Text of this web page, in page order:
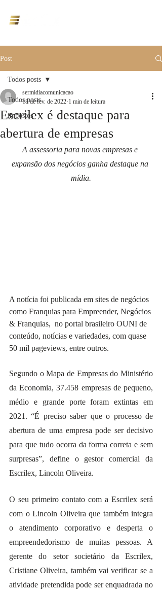
Post
Todos posts
impostos
Todos posts
Escrilex é destaque para
abertura de empresas
sermidiacomunicacao
18 de fev. de 2022 1 min de leitura
A assessoria para novas empresas e
expansão dos negócios ganha destaque na
mídia.
A notícia foi publicada em sites de negócios
como Franquias para Empreender, Negócios
& Franquias,  no portal brasileiro OUNI de
conteúdo, notícias e variedades, com quase
50 mil pageviews, entre outros.
Segundo o Mapa de Empresas do Ministério
da Economia, 37.458 empresas de pequeno,
médio e grande porte foram extintas em
2021. “É preciso saber que o processo de
abertura de uma empresa pode ser decisivo
para que tudo ocorra da forma correta e sem
surpresas”, define o gestor comercial da
Escrilex, Lincoln Oliveira.
O seu primeiro contato com a Escrilex será
com o Lincoln Oliveira que também integra
o atendimento corporativo e desperta o
empreendedorismo de muitas pessoas. A
gerente do setor societário da Escrilex,
Cristiane Oliveira, também vai verificar se a
atividade pretendida pode ser enquadrada no